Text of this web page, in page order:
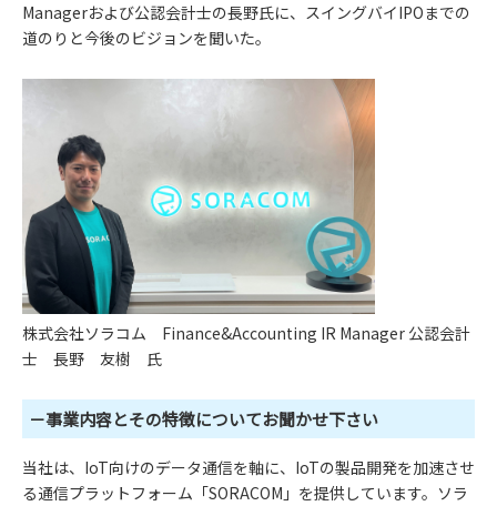
Managerおよび公認会計士の長野氏に、スイングバイIPOまでの
道のりと今後のビジョンを聞いた。
株式会社ソラコム Finance&Accounting IR Manager 公認会計
士 長野 友樹 氏
－事業内容とその特徴についてお聞かせ下さい
当社は、IoT向けのデータ通信を軸に、IoTの製品開発を加速させ
る通信プラットフォーム「SORACOM」を提供しています。ソラ